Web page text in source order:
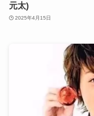
元太)
2025年4月15日